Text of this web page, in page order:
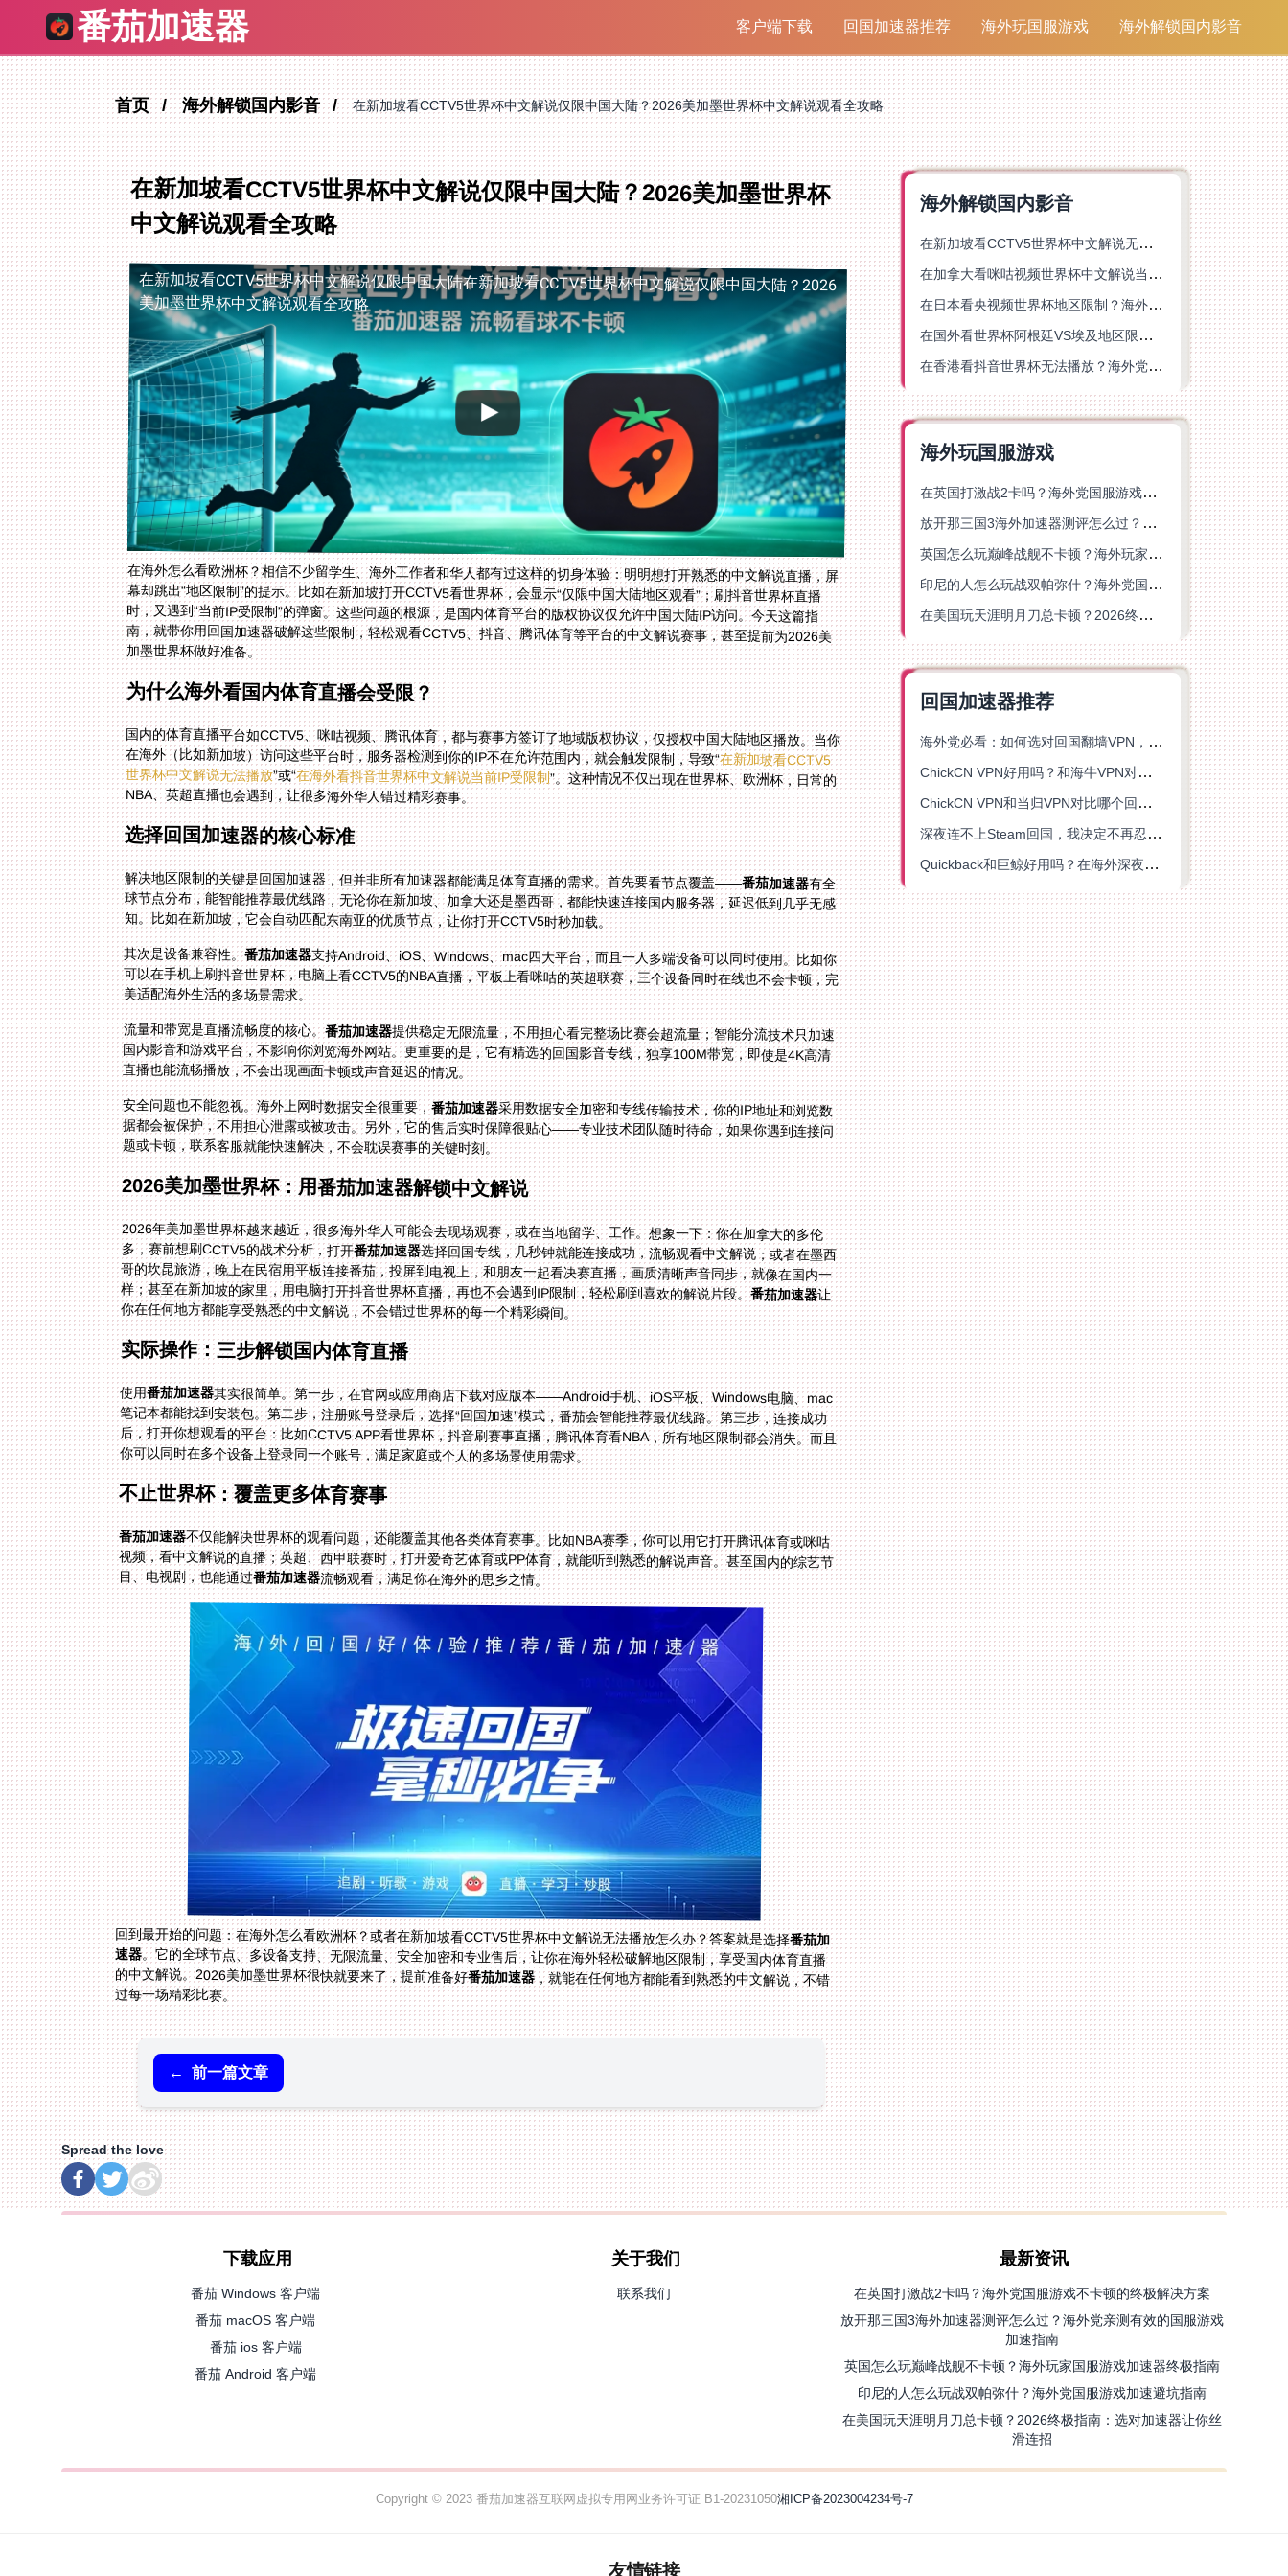
番茄加速器 客户端下载 回国加速器推荐 海外玩国服游戏 海外解锁国内影音
首页 海外解锁国内影音 在新加坡看CCTV5世界杯中文解说仅限中国大陆？2026美加墨世界杯中文解说观看全攻略
在新加坡看CCTV5世界杯中文解说仅限中国大陆？2026美加墨世界杯
中文解说观看全攻略
在新加坡看CCTV5世界杯中文解说仅限中国大陆在新加坡看CCTV5世界杯中文解说仅限中国大陆？2026
美加墨世界杯中文解说观看全攻略
在海外怎么看欧洲杯？相信不少留学生、海外工作者和华人都有过这样的切身体验：明明想打开熟悉的中文解说直播，屏
幕却跳出“地区限制”的提示。比如在新加坡打开CCTV5看世界杯，会显示“仅限中国大陆地区观看”；刷抖音世界杯直播
时，又遇到“当前IP受限制”的弹窗。这些问题的根源，是国内体育平台的版权协议仅允许中国大陆IP访问。今天这篇指
南，就带你用回国加速器破解这些限制，轻松观看CCTV5、抖音、腾讯体育等平台的中文解说赛事，甚至提前为2026美
加墨世界杯做好准备。
为什么海外看国内体育直播会受限？
国内的体育直播平台如CCTV5、咪咕视频、腾讯体育，都与赛事方签订了地域版权协议，仅授权中国大陆地区播放。当你
在海外（比如新加坡）访问这些平台时，服务器检测到你的IP不在允许范围内，就会触发限制，导致“在新加坡看CCTV5
世界杯中文解说无法播放”或“在海外看抖音世界杯中文解说当前IP受限制”。这种情况不仅出现在世界杯、欧洲杯，日常的
NBA、英超直播也会遇到，让很多海外华人错过精彩赛事。
选择回国加速器的核心标准
解决地区限制的关键是回国加速器，但并非所有加速器都能满足体育直播的需求。首先要看节点覆盖——番茄加速器有全
球节点分布，能智能推荐最优线路，无论你在新加坡、加拿大还是墨西哥，都能快速连接国内服务器，延迟低到几乎无感
知。比如在新加坡，它会自动匹配东南亚的优质节点，让你打开CCTV5时秒加载。
其次是设备兼容性。番茄加速器支持Android、iOS、Windows、mac四大平台，而且一人多端设备可以同时使用。比如你
可以在手机上刷抖音世界杯，电脑上看CCTV5的NBA直播，平板上看咪咕的英超联赛，三个设备同时在线也不会卡顿，完
美适配海外生活的多场景需求。
流量和带宽是直播流畅度的核心。番茄加速器提供稳定无限流量，不用担心看完整场比赛会超流量；智能分流技术只加速
国内影音和游戏平台，不影响你浏览海外网站。更重要的是，它有精选的回国影音专线，独享100M带宽，即使是4K高清
直播也能流畅播放，不会出现画面卡顿或声音延迟的情况。
安全问题也不能忽视。海外上网时数据安全很重要，番茄加速器采用数据安全加密和专线传输技术，你的IP地址和浏览数
据都会被保护，不用担心泄露或被攻击。另外，它的售后实时保障很贴心——专业技术团队随时待命，如果你遇到连接问
题或卡顿，联系客服就能快速解决，不会耽误赛事的关键时刻。
2026美加墨世界杯：用番茄加速器解锁中文解说
2026年美加墨世界杯越来越近，很多海外华人可能会去现场观赛，或在当地留学、工作。想象一下：你在加拿大的多伦
多，赛前想刷CCTV5的战术分析，打开番茄加速器选择回国专线，几秒钟就能连接成功，流畅观看中文解说；或者在墨西
哥的坎昆旅游，晚上在民宿用平板连接番茄，投屏到电视上，和朋友一起看决赛直播，画质清晰声音同步，就像在国内一
样；甚至在新加坡的家里，用电脑打开抖音世界杯直播，再也不会遇到IP限制，轻松刷到喜欢的解说片段。番茄加速器让
你在任何地方都能享受熟悉的中文解说，不会错过世界杯的每一个精彩瞬间。
实际操作：三步解锁国内体育直播
使用番茄加速器其实很简单。第一步，在官网或应用商店下载对应版本——Android手机、iOS平板、Windows电脑、mac
笔记本都能找到安装包。第二步，注册账号登录后，选择“回国加速”模式，番茄会智能推荐最优线路。第三步，连接成功
后，打开你想观看的平台：比如CCTV5 APP看世界杯，抖音刷赛事直播，腾讯体育看NBA，所有地区限制都会消失。而且
你可以同时在多个设备上登录同一个账号，满足家庭或个人的多场景使用需求。
不止世界杯：覆盖更多体育赛事
番茄加速器不仅能解决世界杯的观看问题，还能覆盖其他各类体育赛事。比如NBA赛季，你可以用它打开腾讯体育或咪咕
视频，看中文解说的直播；英超、西甲联赛时，打开爱奇艺体育或PP体育，就能听到熟悉的解说声音。甚至国内的综艺节
目、电视剧，也能通过番茄加速器流畅观看，满足你在海外的思乡之情。
回到最开始的问题：在海外怎么看欧洲杯？或者在新加坡看CCTV5世界杯中文解说无法播放怎么办？答案就是选择番茄加
速器。它的全球节点、多设备支持、无限流量、安全加密和专业售后，让你在海外轻松破解地区限制，享受国内体育直播
的中文解说。2026美加墨世界杯很快就要来了，提前准备好番茄加速器，就能在任何地方都能看到熟悉的中文解说，不错
过每一场精彩比赛。
← 前一篇文章
海外解锁国内影音
在新加坡看CCTV5世界杯中文解说无法播放？这篇指南帮你解锁海外体育直播自由
在加拿大看咪咕视频世界杯中文解说当前地区不可播放？这篇指南帮你一键解决
在日本看央视频世界杯地区限制？海外党体育赛事观看终极指南
在国外看世界杯阿根廷VS埃及地区限制？这篇指南帮你搞定中文直播+解说
在香港看抖音世界杯无法播放？海外党体育赛事中文直播终极指南
海外玩国服游戏
在英国打激战2卡吗？海外党国服游戏不卡顿的终极解决方案
放开那三国3海外加速器测评怎么过？海外党亲测有效的国服游戏加速指南
英国怎么玩巅峰战舰不卡顿？海外玩家国服游戏加速器终极指南
印尼的人怎么玩战双帕弥什？海外党国服游戏加速避坑指南
在美国玩天涯明月刀总卡顿？2026终极指南：选对加速器让你丝滑连招
回国加速器推荐
海外党必看：如何选对回国翻墙VPN，无缝解锁国内资源？
ChickCN VPN好用吗？和海牛VPN对比哪个回国效果更好？
ChickCN VPN和当归VPN对比哪个回国效果更好？海外党亲测后选了它
深夜连不上Steam回国，我决定不再忍受这数字鸿沟
Quickback和巨鲸好用吗？在海外深夜想刷B站、追爱奇艺的你，或许正需要这份答案
Spread the love
下载应用
番茄 Windows 客户端
番茄 macOS 客户端
番茄 ios 客户端
番茄 Android 客户端
关于我们
联系我们
最新资讯
在英国打激战2卡吗？海外党国服游戏不卡顿的终极解决方案
放开那三国3海外加速器测评怎么过？海外党亲测有效的国服游戏
加速指南
英国怎么玩巅峰战舰不卡顿？海外玩家国服游戏加速器终极指南
印尼的人怎么玩战双帕弥什？海外党国服游戏加速避坑指南
在美国玩天涯明月刀总卡顿？2026终极指南：选对加速器让你丝
滑连招
Copyright © 2023 番茄加速器互联网虚拟专用网业务许可证 B1-20231050湘ICP备2023004234号-7
友情链接